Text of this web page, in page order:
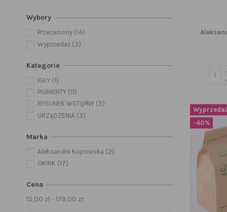
-40%
Wybory
Przeceniony (14)
Wyprzedaż (3)
Kategorie
IGŁY (1)
PIGMENTY (11)
RYSUNEK WSTĘPNY (5)
URZĄDZENIA (3)
Marka
Aleksandra Kopowska (2)
OKINK (17)
Cena
15,00 zł - 179,00 zł